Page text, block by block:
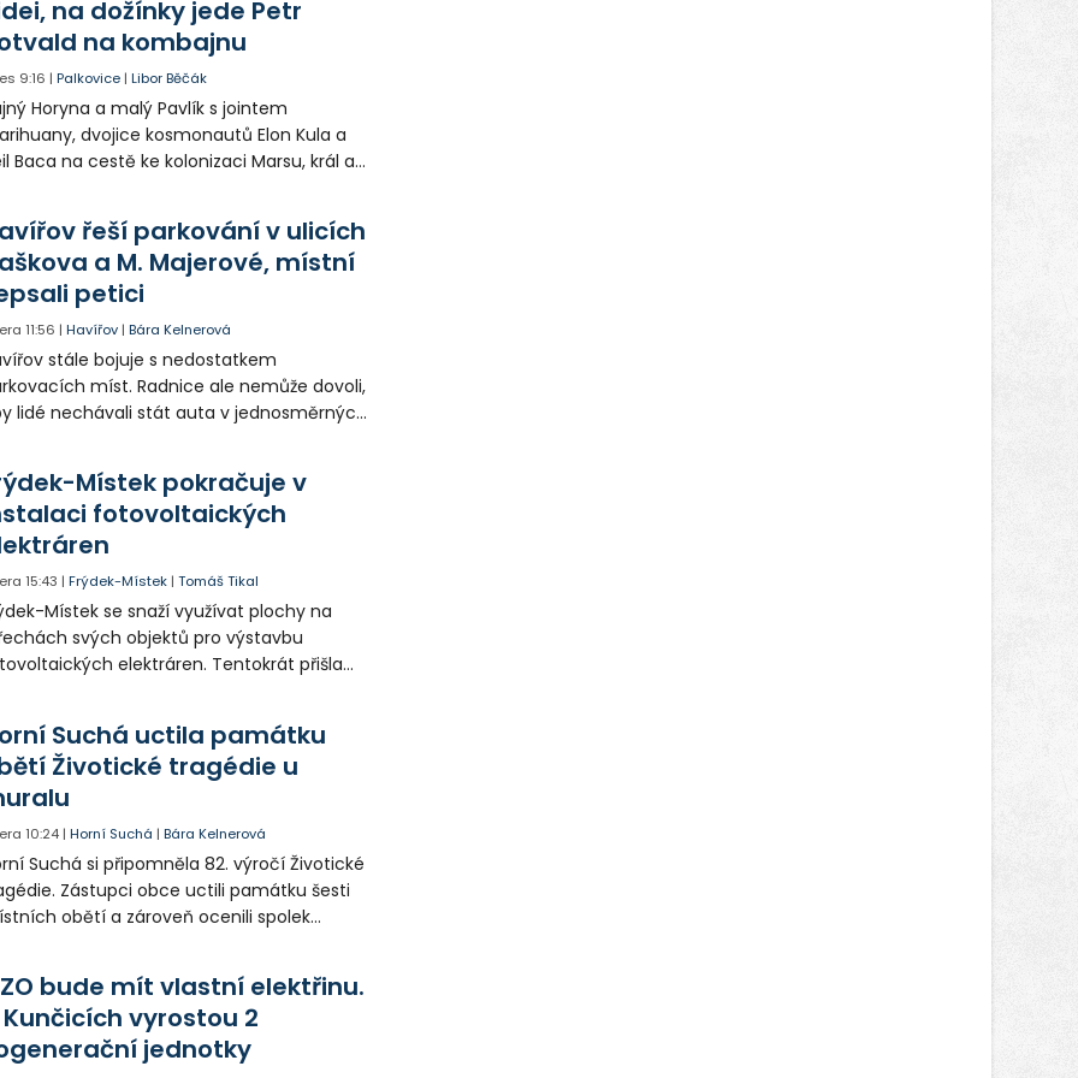
na dožínky jede Petr
na kombajnu
9:16 |Palkovice |Libor Běčák
Horyna a malý Pavlík s jointem
dvojice kosmonautů Elon Kula a
Baca na cestě ke kolonizaci Marsu, král a
a místostarosta David Kula.
řeší parkování v ulicích
a M. Majerové, místní
petici
11:56 |Havířov |Bára Kelnerová
stále bojuje s nedostatkem
míst. Radnice ale nemůže dovoli,
lidé nechávali stát auta v jednosměrných
se teď řeší v jednom vnitrobloku, kde
někteří obyvatelé rozhodli sepsat petici.
Místek pokračuje v
fotovoltaických
15:43 |Frýdek-Místek |Tomáš Tikal
Místek se snaží využívat plochy na
svých objektů pro výstavbu
elektráren. Tentokrát přišla
Suchá uctila památku
Životické tragédie u
10:24 |Horní Suchá |Bára Kelnerová
Suchá si připomněla 82. výročí Životické
Zástupci obce uctili památku šesti
obětí a zároveň ocenili spolek
bude mít vlastní elektřinu.
Kunčicích vyrostou 2
jednotky